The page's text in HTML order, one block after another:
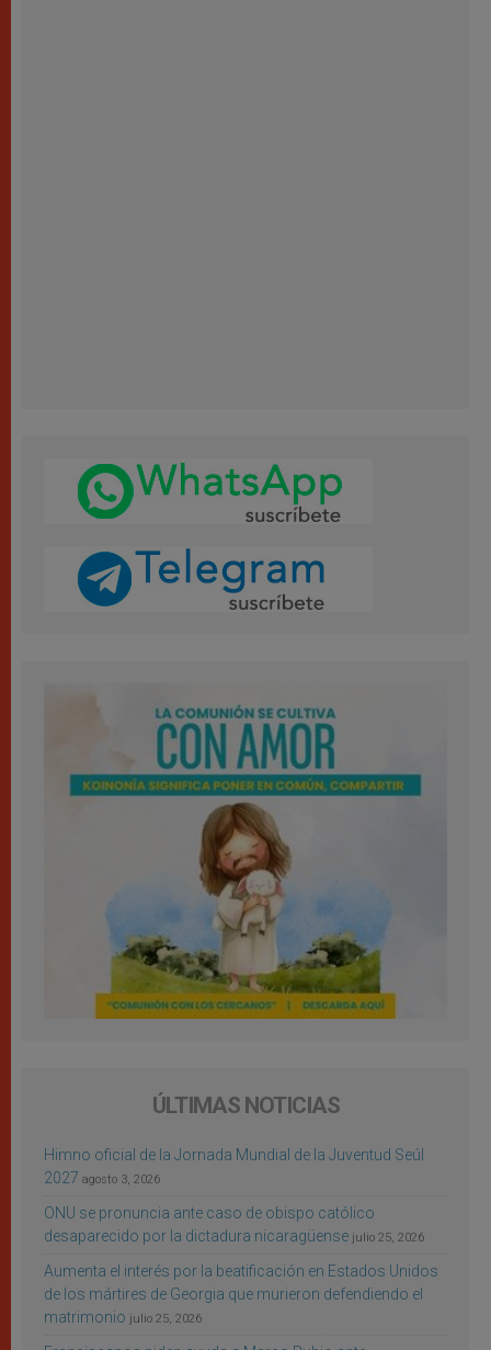
ÚLTIMAS NOTICIAS
Himno oficial de la Jornada Mundial de la Juventud Seúl
2027 agosto 3, 2026
ONU se pronuncia ante caso de obispo católico
desaparecido por la dictadura nicaragüense julio 25, 2026
Aumenta el interés por la beatificación en Estados Unidos
de los mártires de Georgia que murieron defendiendo el
matrimonio julio 25, 2026